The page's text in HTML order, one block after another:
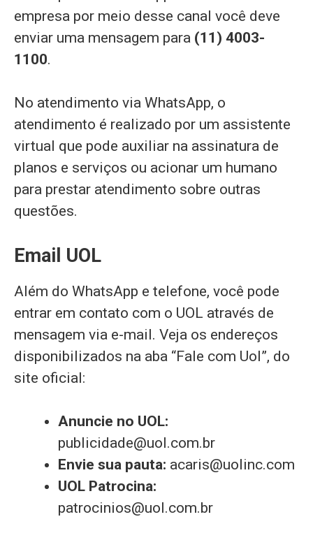
empresa por meio desse canal você deve
enviar uma mensagem para (11) 4003-
1100.
No atendimento via WhatsApp, o
atendimento é realizado por um assistente
virtual que pode auxiliar na assinatura de
planos e serviços ou acionar um humano
para prestar atendimento sobre outras
questões.
Email UOL
Além do WhatsApp e telefone, você pode
entrar em contato com o UOL através de
mensagem via e-mail. Veja os endereços
disponibilizados na aba “Fale com Uol”, do
site oficial:
Anuncie no UOL:
publicidade@uol.com.br
Envie sua pauta: acaris@uolinc.com
UOL Patrocina:
patrocinios@uol.com.br